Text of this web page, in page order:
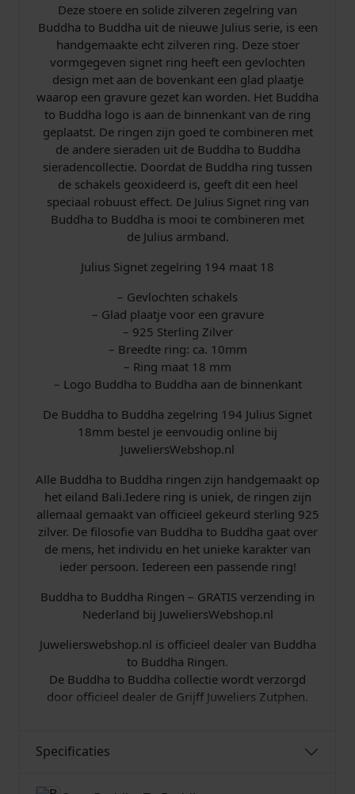
n
e
t
1
8
m
m
a
a
n
t
a
l
Deze stoere en solide zilveren zegelring van
Buddha to Buddha uit de nieuwe Julius serie, is een
handgemaakte echt zilveren ring. Deze stoer
vormgegeven signet ring heeft een gevlochten
design met aan de bovenkant een glad plaatje
waarop een gravure gezet kan worden. Het Buddha
to Buddha logo is aan de binnenkant van de ring
geplaatst. De ringen zijn goed te combineren met
de andere sieraden uit de Buddha to Buddha
sieradencollectie. Doordat de Buddha ring tussen
de schakels geoxideerd is, geeft dit een heel
speciaal robuust effect. De Julius Signet ring van
Buddha to Buddha is mooi te combineren met
de Julius armband.
Julius Signet zegelring 194 maat 18
– Gevlochten schakels
– Glad plaatje voor een gravure
– 925 Sterling Zilver
– Breedte ring: ca. 10mm
– Ring maat 18 mm
– Logo Buddha to Buddha aan de binnenkant
De Buddha to Buddha zegelring 194 Julius Signet
18mm bestel je eenvoudig online bij
JuweliersWebshop.nl
Alle Buddha to Buddha ringen zijn handgemaakt op
het eiland Bali.Iedere ring is uniek, de ringen zijn
allemaal gemaakt van officieel gekeurd sterling 925
zilver. De filosofie van Buddha to Buddha gaat over
de mens, het individu en het unieke karakter van
ieder persoon. Iedereen een passende ring!
Buddha to Buddha Ringen – GRATIS verzending in
Nederland bij JuweliersWebshop.nl
Juwelierswebshop.nl is officieel dealer van Buddha
to Buddha Ringen.
De Buddha to Buddha collectie wordt verzorgd
door officieel dealer de Grijff Juweliers Zutphen.
Specificaties